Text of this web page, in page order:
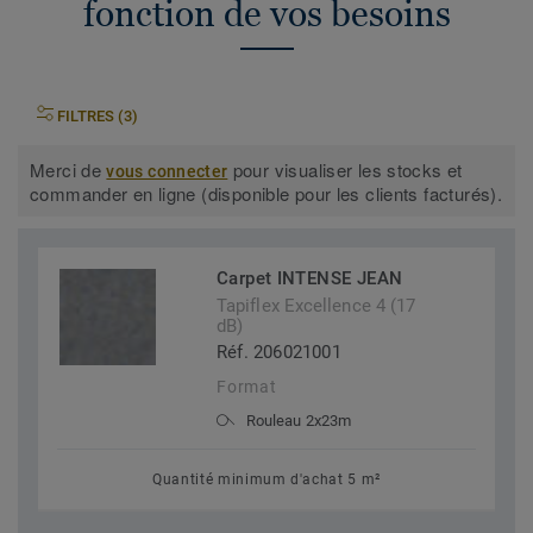
fonction de vos besoins
FILTRES (3)
Merci devous connecter pour visualiser les stocks et
commander en ligne (disponible pour les clients facturés).
Carpet INTENSE JEAN
Tapiflex Excellence 4 (17
dB)
Réf. 206021001
Format
Rouleau 2x23m
Quantité minimum d'achat 5 m²